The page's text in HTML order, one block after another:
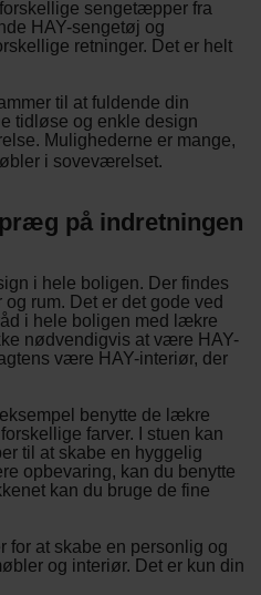
sengetæpper fra
HAY-sengetøj og
retninger. Det er helt
til at fuldende din
tidløse og enkle design
Mulighederne er mange,
i soveværelset.
på indretningen
i hele boligen. Der findes
rum. Det er det gode ved
i hele boligen med lækre
nødvendigvis at være HAY-
være HAY-interiør, der
benytte de lækre
farver. I stuen kan
til at skabe en hyggelig
opbevaring, kan du benytte
kan du bruge de fine
for at skabe en personlig og
og interiør. Det er kun din